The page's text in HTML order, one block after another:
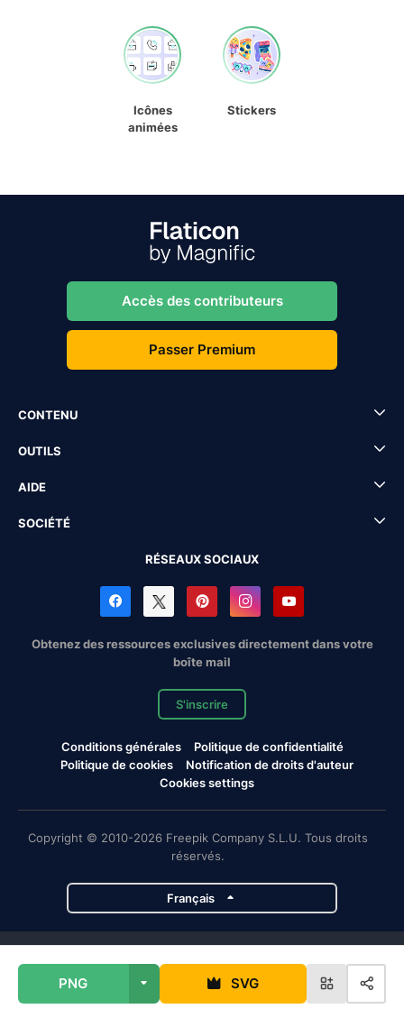
PNG SVG
Icônes
animées
Stickers
Accès des contributeurs
Passer Premium
CONTENU
OUTILS
AIDE
SOCIÉTÉ
RÉSEAUX SOCIAUX
Obtenez des ressources exclusives directement dans votre
boîte mail
S'inscrire
Conditions générales
Politique de confidentialité
Politique de cookies
Notification de droits d'auteur
Cookies settings
Copyright © 2010-2026 Freepik Company S.L.U. Tous droits
réservés.
Français